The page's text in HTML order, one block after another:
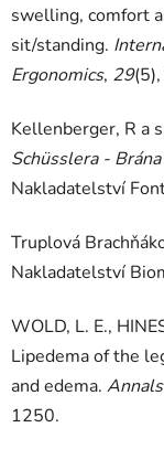
swelling, comfort
sit/standing.
Ergonomics, 29
Kellenberger, R a
Schüsslera -
Nakladatelství
Truplová
Nakladatelství
WOLD, L. E.,
Lipedema of the
and edema.
1250.